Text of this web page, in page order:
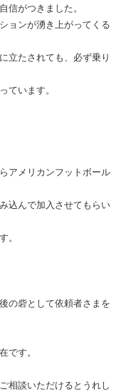
信がつきました。
ョンが湧き上がってくる
立たされても、必ず乗り
ています。
アメリカンフットボール
込んで加入させてもらい
。
の砦として依頼者さまを
です。
相談いただけるとうれし